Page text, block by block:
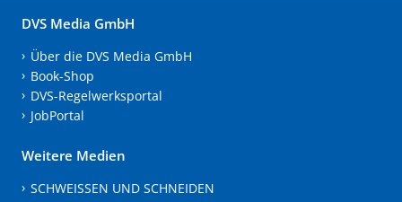
DVS Media GmbH
Über die DVS Media GmbH
Book-Shop
DVS-Regelwerksportal
JobPortal
Weitere Medien
SCHWEISSEN UND SCHNEIDEN